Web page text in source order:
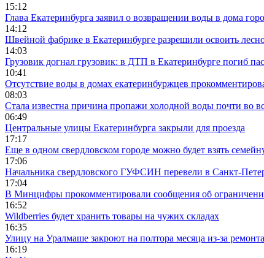
15:12
Глава Екатеринбурга заявил о возвращении воды в дома
14:12
Швейной фабрике в Екатеринбурге разрешили освоить
14:03
Грузовик догнал грузовик: в ДТП в Екатеринбурге погиб
10:41
Отсутствие воды в домах екатеринбуржцев
08:03
Стала известна причина пропажи холодной воды почти во
06:49
Центральные улицы Екатеринбурга закрыли для проезда
17:17
Еще в одном свердловском городе можно будет взять
17:06
Начальника свердловского ГУФСИН перевели в Санкт-
17:04
В Минцифры прокомментировали сообщения об
16:52
Wildberries будет хранить товары на чужих складах
16:35
Улицу на Уралмаше закроют на полтора месяца из-за
16:19